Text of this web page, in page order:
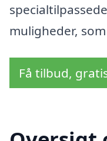
muligheder,
Få tilbud,